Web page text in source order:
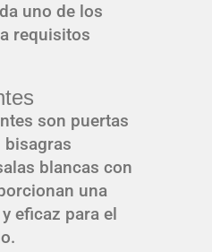
uno de los
requisitos
son puertas
blancas con
una
eficaz para el